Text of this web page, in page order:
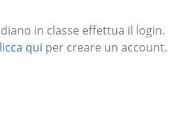
in classe effettua il login.
qui per creare un account.